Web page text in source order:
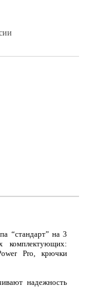
“стандарт” на 3
комплектующих:
Pro, крючки
надежность